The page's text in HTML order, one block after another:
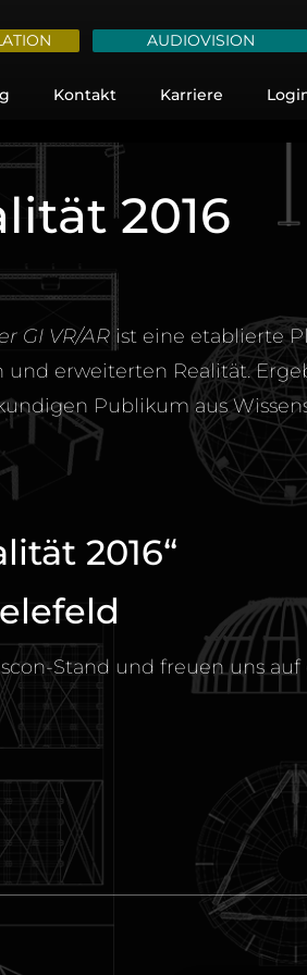
AUDIOVISION
Kontakt Karriere
2016
GI VR/AR ist eine etablierte
erweiterten Realität.
Publikum aus
2016“
Stand und freuen uns auf